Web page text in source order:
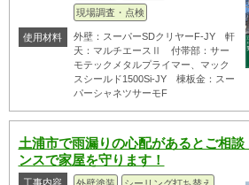
現場調査・点検
使用材料
外壁：スーパーSDクリヤーF-JY 軒
天：マルチエースⅡ 付帯部：サー
モテックメタルプライマー、マック
スシールド1500Si-JY 棟板金：スー
パーシャネツサーモF
土浦市で雨漏りの心配があるとご相
ンスで家屋を守ります！
工事内容